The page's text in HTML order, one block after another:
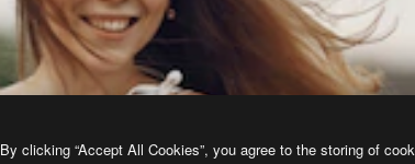
By clicking “Accept All Cookies”, you agree to the storing of